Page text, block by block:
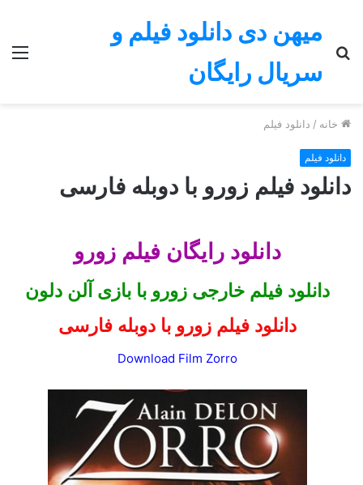
میهن دی دانلود فیلم و
سریال رایگان
جستجو
برای
خانه / دانلود فیلم
دانلود فیلم
دانلود فیلم زورو با دوبله فارسی
دانلود رایگان فیلم زورو
دانلود فیلم خارجی زورو با بازی آلن دلون
دانلود فیلم زورو با دوبله فارسی
Download Film Zorro